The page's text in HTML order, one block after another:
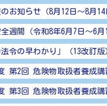
お知らせ（8月12日～8月14
週間（令和8年6月7日～6
法令の早わかり」（13改訂
第2回 危険物取扱者養成講
第3回 危険物取扱者養成講